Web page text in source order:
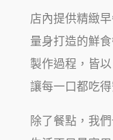
店內提供精緻
量身打造的鮮
製作過程，皆
讓每一口都吃得
除了餐點，我